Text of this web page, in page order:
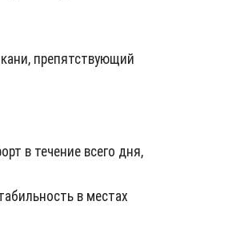
препятствующий
в течение всего дня,
в местах